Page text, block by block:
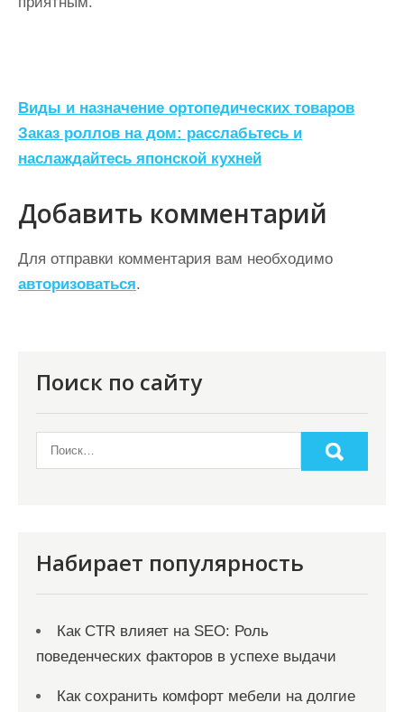
Н
а
в
и
г
а
ц
Виды и назначение ортопедических товаров
Заказ роллов на дом: расслабьтесь и
наслаждайтесь японской кухней
Добавить комментарий
Для отправки комментария вам необходимо
авторизоваться.
Поиск по сайту
Набирает популярность
Как CTR влияет на SEO: Роль
поведенческих факторов в успехе выдачи
Как сохранить комфорт мебели на долгие